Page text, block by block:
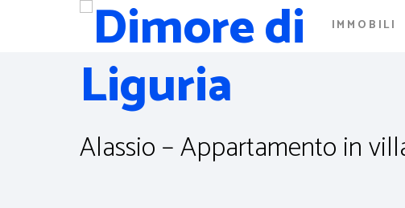
IMMOBILI
Alassio – Appartamento in